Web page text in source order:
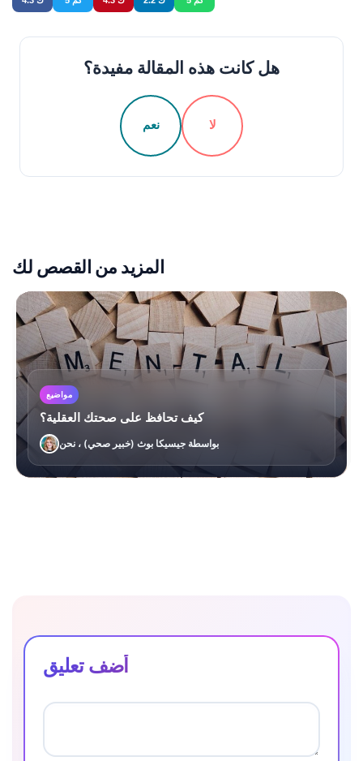
هل كانت هذه المقالة مفيدة؟
نعم لا
المزيد من القصص لك
مواضيع
كيف تحافظ على صحتك العقلية؟
بواسطة جيسيكا بوث (خبير صحي) ، نحن
أضف تعليق